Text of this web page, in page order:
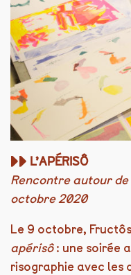
▶︎▶︎ L’APÉRISÔ
Rencontre autour
octobre 2020
Le 9 octobre,
apérisô: une soirée
risographie avec les